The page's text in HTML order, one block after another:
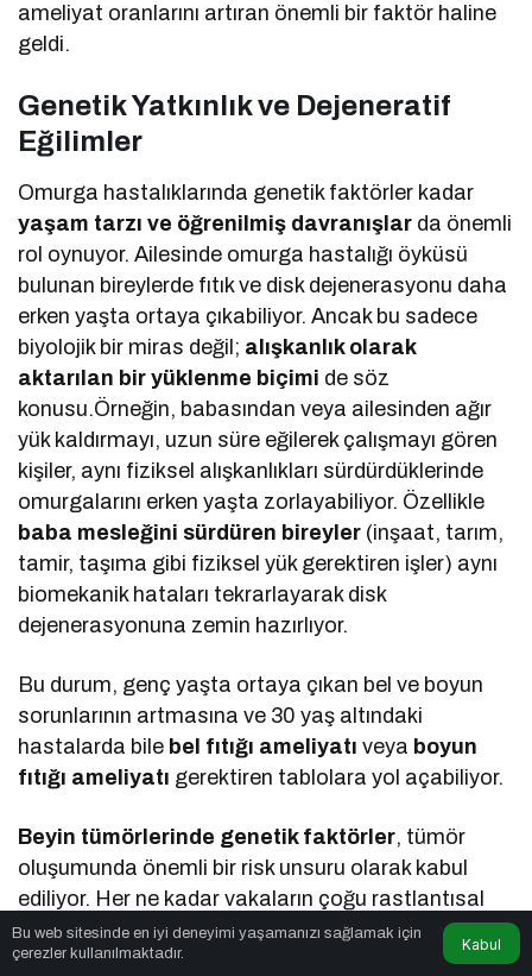
ameliyat oranlarını artıran önemli bir faktör haline
geldi.
Genetik Yatkınlık ve Dejeneratif
Eğilimler
Omurga hastalıklarında genetik faktörler kadar
yaşam tarzı ve öğrenilmiş davranışlar da önemli
rol oynuyor. Ailesinde omurga hastalığı öyküsü
bulunan bireylerde fıtık ve disk dejenerasyonu daha
erken yaşta ortaya çıkabiliyor. Ancak bu sadece
biyolojik bir miras değil; alışkanlık olarak
aktarılan bir yüklenme biçimi de söz
konusu.Örneğin, babasından veya ailesinden ağır
yük kaldırmayı, uzun süre eğilerek çalışmayı gören
kişiler, aynı fiziksel alışkanlıkları sürdürdüklerinde
omurgalarını erken yaşta zorlayabiliyor. Özellikle
baba mesleğini sürdüren bireyler (inşaat, tarım,
tamir, taşıma gibi fiziksel yük gerektiren işler) aynı
biomekanik hataları tekrarlayarak disk
dejenerasyonuna zemin hazırlıyor.
Bu durum, genç yaşta ortaya çıkan bel ve boyun
sorunlarının artmasına ve 30 yaş altındaki
hastalarda bile bel fıtığı ameliyatı veya boyun
fıtığı ameliyatı gerektiren tablolara yol açabiliyor.
Beyin tümörlerinde genetik faktörler, tümör
oluşumunda önemli bir risk unsuru olarak kabul
ediliyor. Her ne kadar vakaların çoğu rastlantısal
(sporadik) olsa da, bazıkalıtsal sendromlar
tümör gelişimine zemin hazırlayabiliyor.
Bu web sitesinde en iyi deneyimi yaşamanızı sağlamak için
çerezler kullanılmaktadır.
Kabul